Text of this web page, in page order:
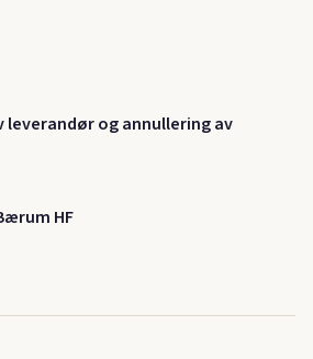
leverandør og annullering av
HF